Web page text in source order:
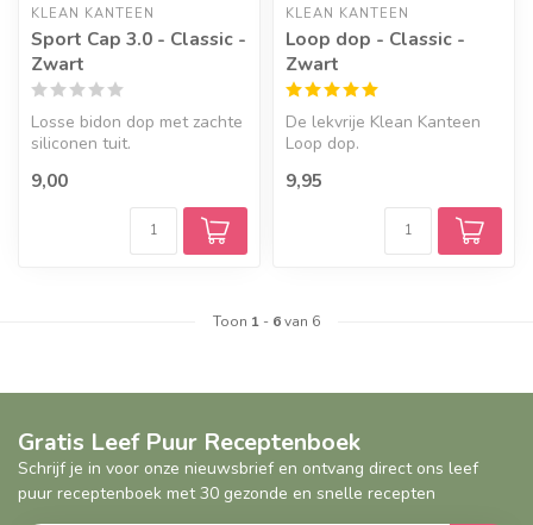
KLEAN KANTEEN
Sport Cap 3.0 - Classic -
Zwart
Losse bidon dop met zachte
siliconen tuit.
9,00
KLEAN KANTEEN
Loop dop - Classic -
Zwart
De lekvrije Klean Kanteen
Loop dop.
9,95
Toon 1 - 6van 6
Gratis Leef Puur Receptenboek
Schrijf je in voor onze nieuwsbrief en ontvang direct ons leef
puur receptenboek met 30 gezonde en snelle recepten